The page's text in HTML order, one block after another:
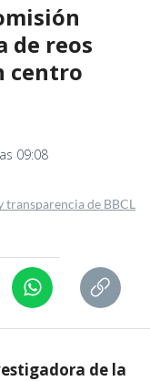
de reos
centro
09:08
transparencia de BBCL
de la